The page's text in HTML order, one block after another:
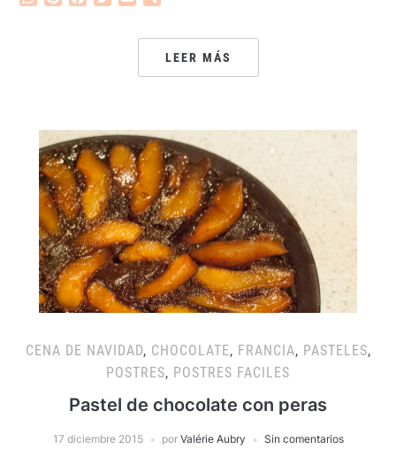
LEER MÁS
CENA DE NAVIDAD, CHOCOLATE, FRANCIA, PASTELES,
POSTRES, POSTRES FACILES
Pastel de chocolate con peras
17 diciembre 2015 por Valérie Aubry Sin comentarios